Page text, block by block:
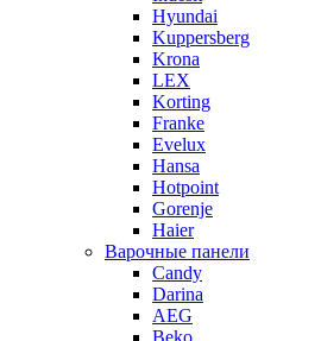
Hyundai
Kuppersberg
Krona
LEX
Korting
Franke
Evelux
Hansa
Hotpoint
Gorenje
Haier
Варочные панели
Candy
Darina
AEG